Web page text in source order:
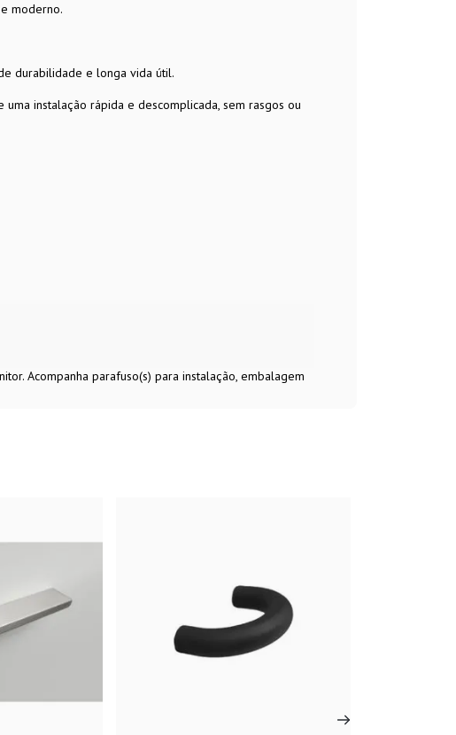
moderno.
durabilidade e longa vida útil.
instalação rápida e descomplicada, sem rasgos ou
Acompanha parafuso(s) para instalação, embalagem